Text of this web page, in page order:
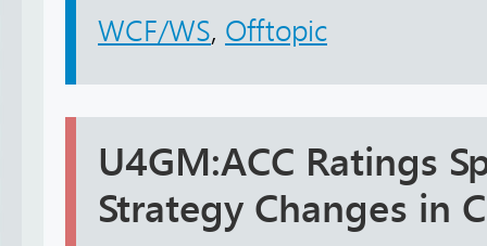
WCF/WS, Offtopic
U4GM:ACC Ratings
Strategy Changes in